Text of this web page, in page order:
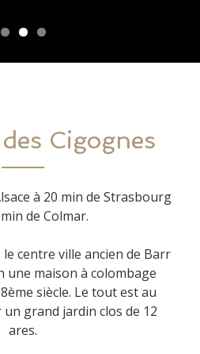
Cigognes
à 20 min de Strasbourg
de Colmar.
centre ville ancien de Barr
une maison à colombage
siècle. Le tout est au
grand jardin clos de 12